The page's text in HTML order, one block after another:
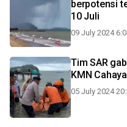
berpotensi
10 Juli
09 July 2024
Tim SAR
KMN
05 July 2024